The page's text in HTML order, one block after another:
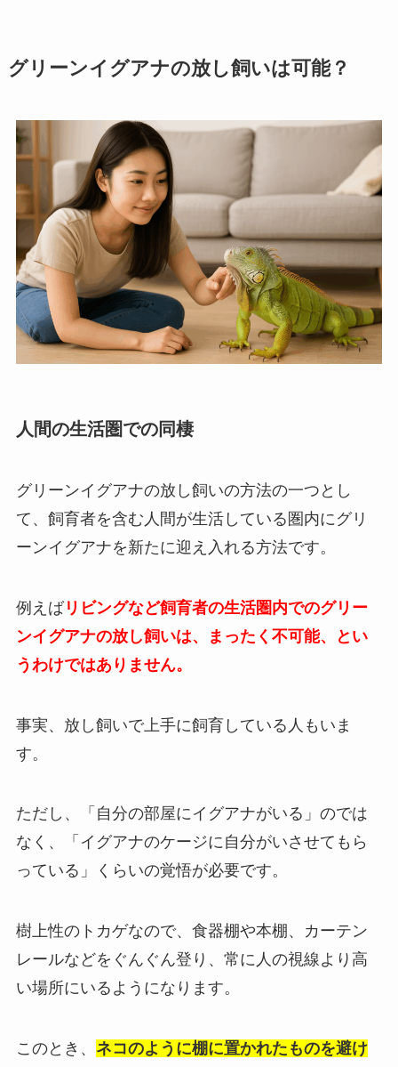
グリーンイグアナの放し飼いは可能？
人間の生活圏での同棲
グリーンイグアナの放し飼いの方法の一つとし
て、飼育者を含む人間が生活している圏内にグリ
ーンイグアナを新たに迎え入れる方法です。
例えばリビングなど飼育者の生活圏内でのグリー
ンイグアナの放し飼いは、まったく不可能、とい
うわけではありません。
事実、放し飼いで上手に飼育している人もいま
す。
ただし、「自分の部屋にイグアナがいる」のでは
なく、「イグアナのケージに自分がいさせてもら
っている」くらいの覚悟が必要です。
樹上性のトカゲなので、食器棚や本棚、カーテン
レールなどをぐんぐん登り、常に人の視線より高
い場所にいるようになります。
このとき、 ネコのように棚に置かれたものを避け